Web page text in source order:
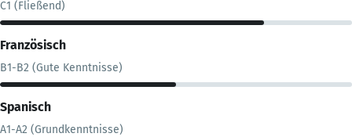
C1 (Fließend)
Französisch
B1-B2 (Gute Kenntnisse)
Spanisch
A1-A2 (Grundkenntnisse)